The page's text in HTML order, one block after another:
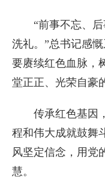
“前事不忘、
洗礼。”总书记感
要赓续红色血脉，
堂正正、光荣自豪
传承红色基因
程和伟大成就鼓舞
风坚定信念，用党
慧。